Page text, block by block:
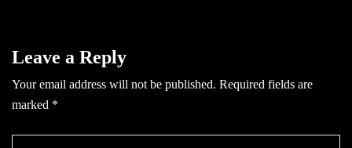
Leave a Reply
Your email address will not be published. Required fields are
marked *